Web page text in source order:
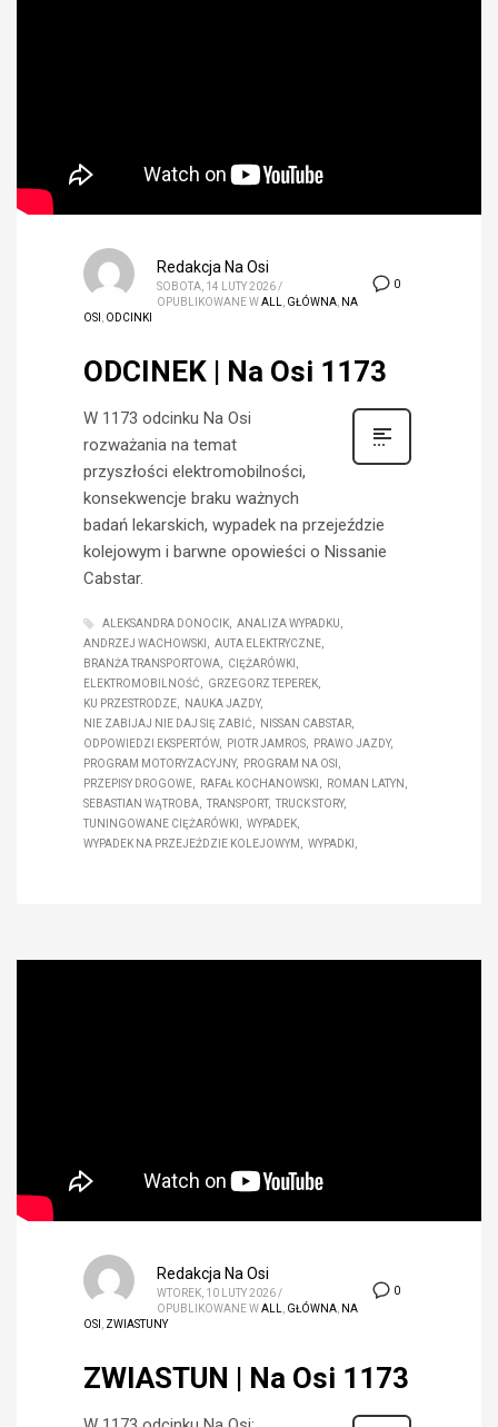
0
Redakcja Na Osi
SOBOTA, 14 LUTY 2026 /
OPUBLIKOWANE WALL GŁÓWNA NA
OSI
ODCINKI
ODCINEK | Na Osi 1173
W 1173 odcinku Na Osi
rozważania na temat
przyszłości elektromobilności,
konsekwencje braku ważnych
badań lekarskich, wypadek na przejeździe
kolejowym i barwne opowieści o Nissanie
Cabstar.
ALEKSANDRA DONOCIK
ANALIZA WYPADKU
ANDRZEJ WACHOWSKI
AUTA ELEKTRYCZNE
BRANŻA TRANSPORTOWA
CIĘŻARÓWKI
ELEKTROMOBILNOŚĆ
GRZEGORZ TEPEREK
KU PRZESTRODZE
NAUKA JAZDY
NIE ZABIJAJ NIE DAJ SIĘ ZABIĆ
NISSAN CABSTAR
ODPOWIEDZI EKSPERTÓW
PIOTR JAMROS
PRAWO JAZDY
PROGRAM MOTORYZACYJNY
PROGRAM NA OSI
PRZEPISY DROGOWE
RAFAŁ KOCHANOWSKI
ROMAN LATYN
SEBASTIAN WĄTROBA
TRANSPORT
TRUCK STORY
TUNINGOWANE CIĘŻARÓWKI
WYPADEK
WYPADEK NA PRZEJEŹDZIE KOLEJOWYM
WYPADKI
0
Redakcja Na Osi
WTOREK, 10 LUTY 2026 /
OPUBLIKOWANE WALL GŁÓWNA NA
OSI
ZWIASTUNY
ZWIASTUN | Na Osi 1173